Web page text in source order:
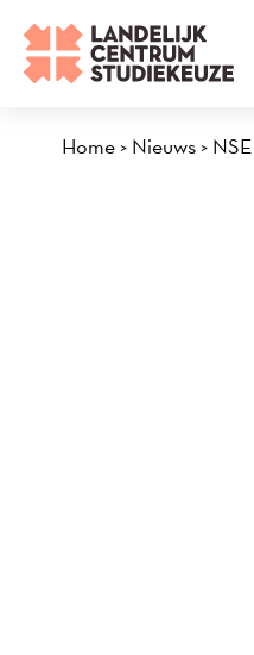
naar
de
Home> Nieuws>